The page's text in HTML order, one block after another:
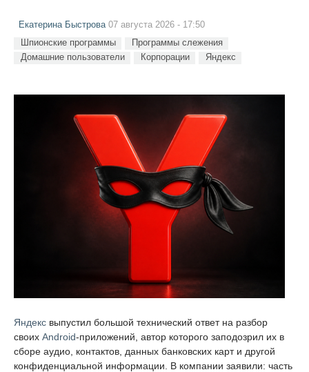
Екатерина Быстрова07 августа 2026 - 17:50
Шпионские программы
Программы слежения
Домашние пользователи
Корпорации Яндекс
Яндекс выпустил большой технический ответ на разбор
своих Android-приложений, автор которого заподозрил их в
сборе аудио, контактов, данных банковских карт и другой
конфиденциальной информации. В компании заявили: часть